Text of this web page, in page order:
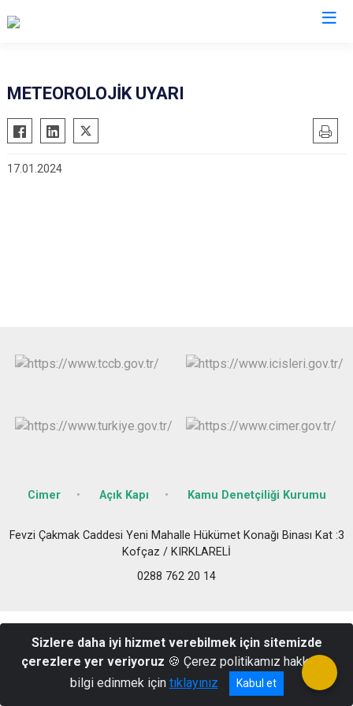
Babaeski
Demirköy
Kofçaz
METEOROLOJİK UYARI
17.01.2024
Cimer Açık Kapı Kamu Denetçiliği Kurumu
Fevzi Çakmak Caddesi Yeni Mahalle Hükümet Konağı Binası Kat :3
Kofçaz / KIRKLARELİ
0288 762 20 14
Sizlere daha iyi hizmet verebilmek için sitemizde
çerezlere yer veriyoruz 🍪 Çerez politikamız hakkında
bilgi edinmek için tıklayınız Kabul et